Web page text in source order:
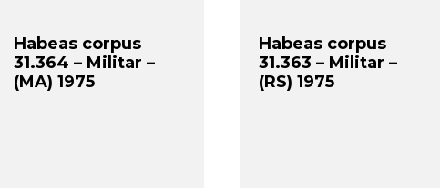
Habeas corpus
31.364 – Militar –
(MA) 1975
Habeas corpus
31.363 – Militar –
(RS) 1975